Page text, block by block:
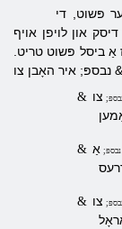
פּשוט, די
און לויפן אויף
אַ ביסל פּשוט טריט.
צו
אַ
צו